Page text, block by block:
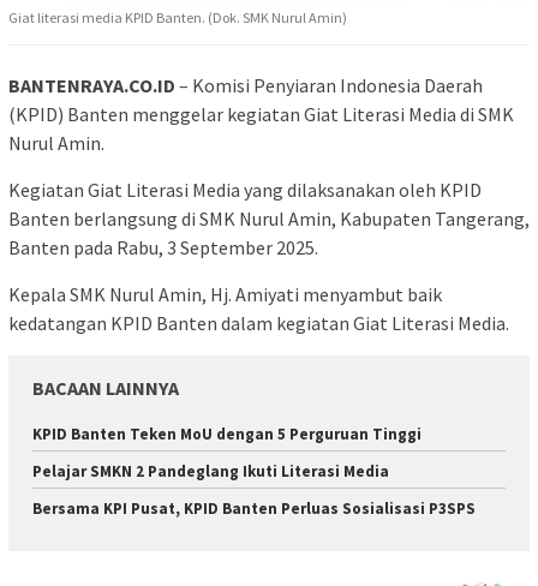
Giat literasi media KPID Banten. (Dok. SMK Nurul Amin)
BANTENRAYA.CO.ID – Komisi Penyiaran Indonesia Daerah
(KPID) Banten menggelar kegiatan Giat Literasi Media di SMK
Nurul Amin.
Kegiatan Giat Literasi Media yang dilaksanakan oleh KPID
Banten berlangsung di SMK Nurul Amin, Kabupaten Tangerang,
Banten pada Rabu, 3 September 2025.
Kepala SMK Nurul Amin, Hj. Amiyati menyambut baik
kedatangan KPID Banten dalam kegiatan Giat Literasi Media.
BACAAN LAINNYA
KPID Banten Teken MoU dengan 5 Perguruan Tinggi
Pelajar SMKN 2 Pandeglang Ikuti Literasi Media
Bersama KPI Pusat, KPID Banten Perluas Sosialisasi P3SPS